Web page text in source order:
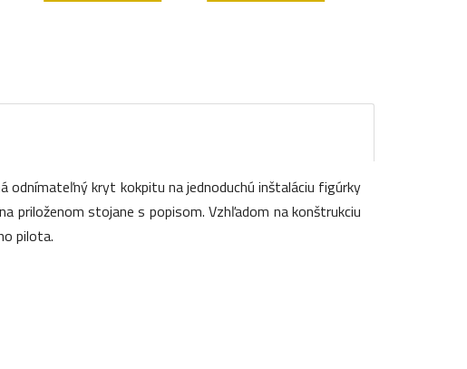
odnímateľný kryt kokpitu na jednoduchú inštaláciu figúrky
priloženom stojane s popisom. Vzhľadom na konštrukciu
pilota.